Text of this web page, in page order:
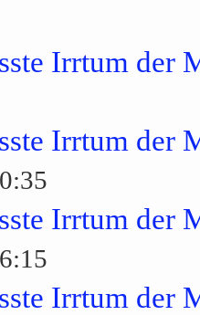
Irrtum der
Irrtum der
Irrtum der
Irrtum der